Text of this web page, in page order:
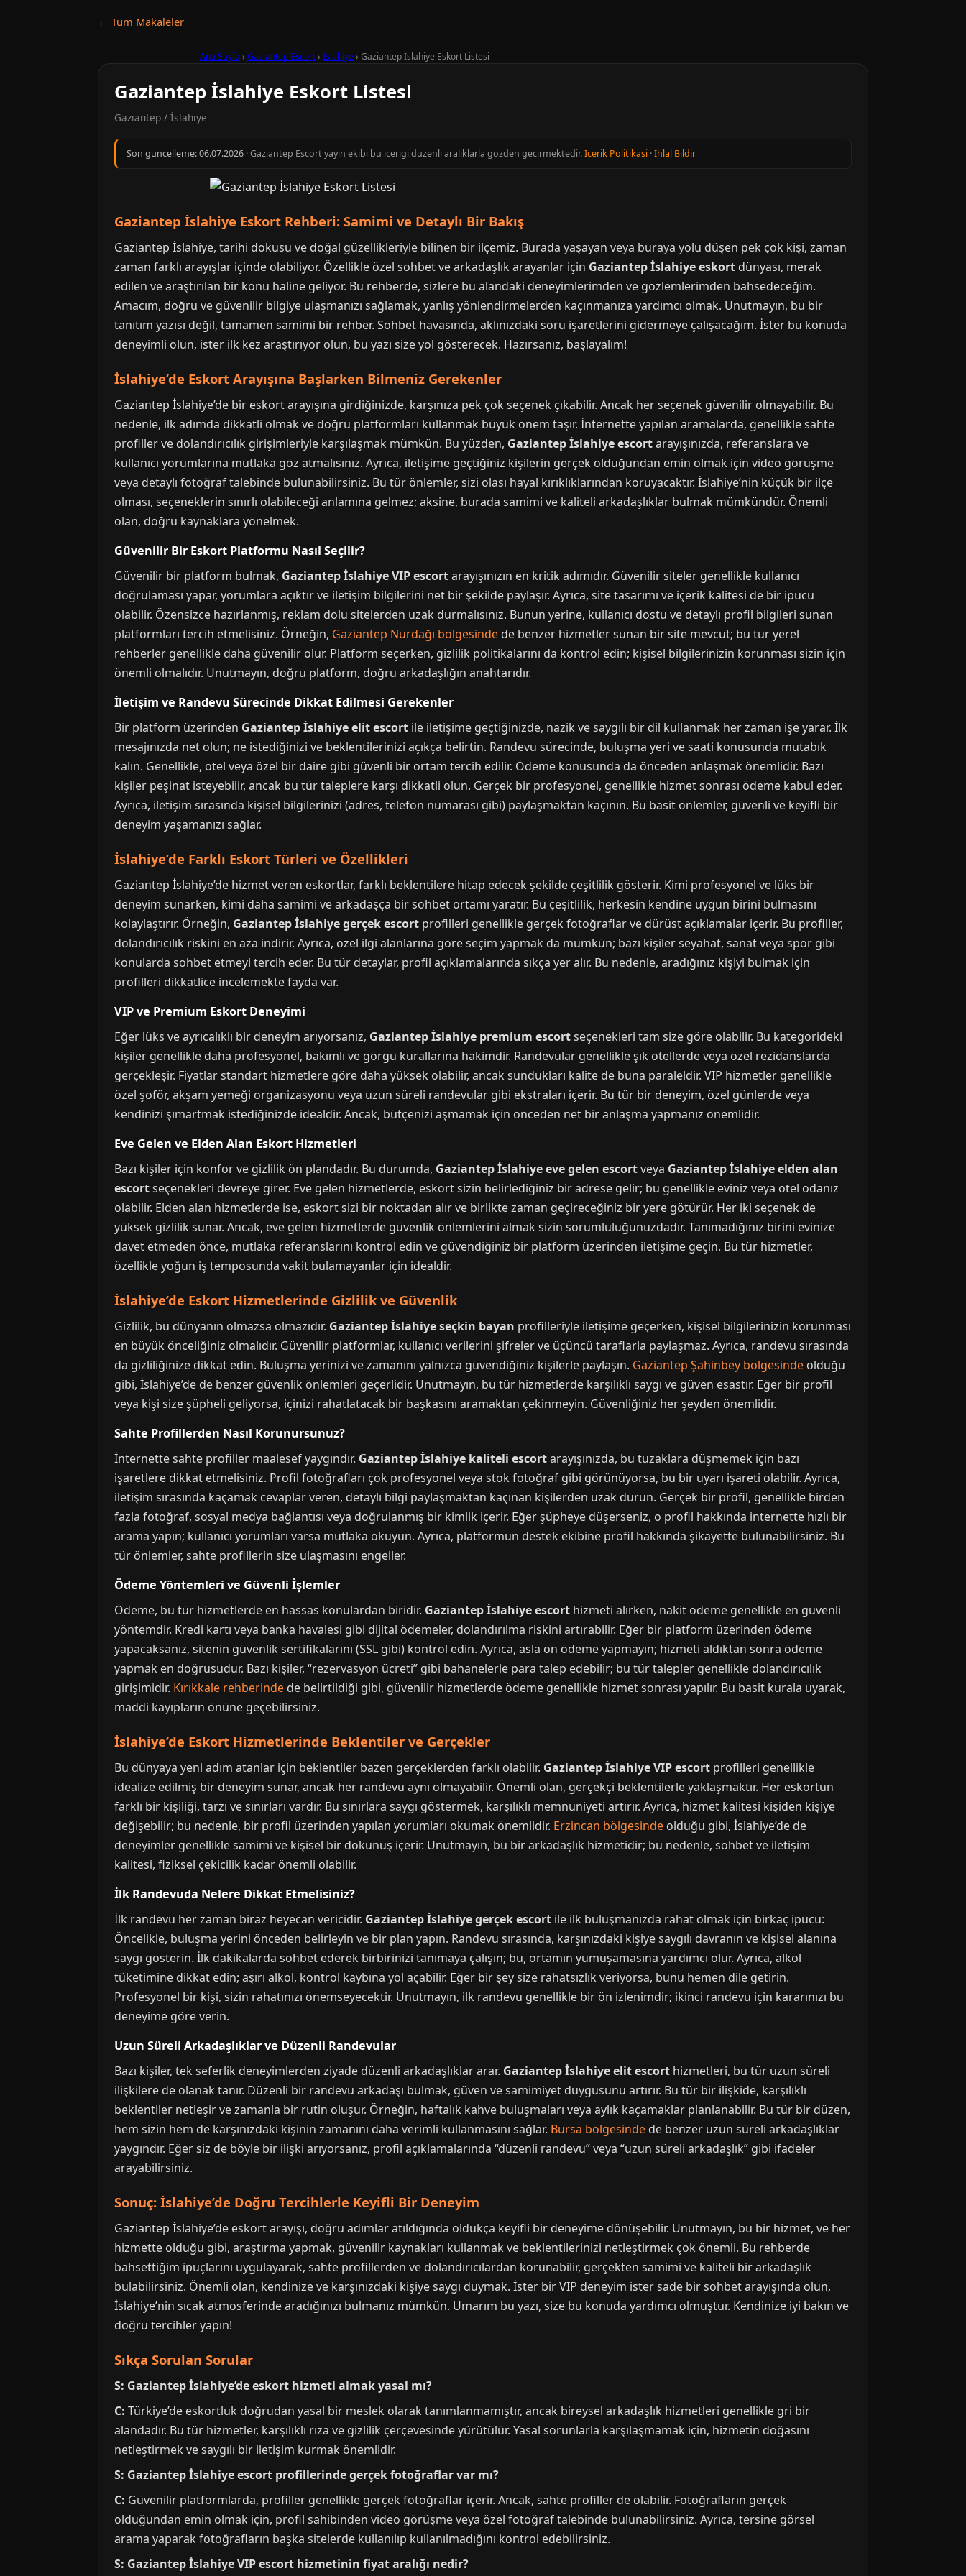
← Tum Makaleler
Ana Sayfa › Gaziantep Escort› İslahiye› Gaziantep İslahiye Eskort Listesi
Gaziantep İslahiye Eskort Listesi
Gaziantep / İslahiye
Son guncelleme:06.07.2026 · Gaziantep Escort yayin ekibi bu icerigi duzenli araliklarla gozden gecirmektedir.Icerik Politikasi ·Ihlal Bildir
Gaziantep İslahiye Eskort Rehberi: Samimi ve Detaylı Bir Bakış
Gaziantep İslahiye, tarihi dokusu ve doğal güzellikleriyle bilinen bir ilçemiz. Burada yaşayan veya buraya yolu düşen pek çok kişi, zaman
zaman farklı arayışlar içinde olabiliyor. Özellikle özel sohbet ve arkadaşlık arayanlar için Gaziantep İslahiye eskort dünyası, merak
edilen ve araştırılan bir konu haline geliyor. Bu rehberde, sizlere bu alandaki deneyimlerimden ve gözlemlerimden bahsedeceğim.
Amacım, doğru ve güvenilir bilgiye ulaşmanızı sağlamak, yanlış yönlendirmelerden kaçınmanıza yardımcı olmak. Unutmayın, bu bir
tanıtım yazısı değil, tamamen samimi bir rehber. Sohbet havasında, aklınızdaki soru işaretlerini gidermeye çalışacağım. İster bu konuda
deneyimli olun, ister ilk kez araştırıyor olun, bu yazı size yol gösterecek. Hazırsanız, başlayalım!
İslahiye’de Eskort Arayışına Başlarken Bilmeniz Gerekenler
Gaziantep İslahiye’de bir eskort arayışına girdiğinizde, karşınıza pek çok seçenek çıkabilir. Ancak her seçenek güvenilir olmayabilir. Bu
nedenle, ilk adımda dikkatli olmak ve doğru platformları kullanmak büyük önem taşır. İnternette yapılan aramalarda, genellikle sahte
profiller ve dolandırıcılık girişimleriyle karşılaşmak mümkün. Bu yüzden, Gaziantep İslahiye escortarayışınızda, referanslara ve
kullanıcı yorumlarına mutlaka göz atmalısınız. Ayrıca, iletişime geçtiğiniz kişilerin gerçek olduğundan emin olmak için video görüşme
veya detaylı fotoğraf talebinde bulunabilirsiniz. Bu tür önlemler, sizi olası hayal kırıklıklarından koruyacaktır. İslahiye’nin küçük bir ilçe
olması, seçeneklerin sınırlı olabileceği anlamına gelmez; aksine, burada samimi ve kaliteli arkadaşlıklar bulmak mümkündür. Önemli
olan, doğru kaynaklara yönelmek.
Güvenilir Bir Eskort Platformu Nasıl Seçilir?
Güvenilir bir platform bulmak, Gaziantep İslahiye VIP escortarayışınızın en kritik adımıdır. Güvenilir siteler genellikle kullanıcı
doğrulaması yapar, yorumlara açıktır ve iletişim bilgilerini net bir şekilde paylaşır. Ayrıca, site tasarımı ve içerik kalitesi de bir ipucu
olabilir. Özensizce hazırlanmış, reklam dolu sitelerden uzak durmalısınız. Bunun yerine, kullanıcı dostu ve detaylı profil bilgileri sunan
platformları tercih etmelisiniz. Örneğin, Gaziantep Nurdağı bölgesinde de benzer hizmetler sunan bir site mevcut; bu tür yerel
rehberler genellikle daha güvenilir olur. Platform seçerken, gizlilik politikalarını da kontrol edin; kişisel bilgilerinizin korunması sizin için
önemli olmalıdır. Unutmayın, doğru platform, doğru arkadaşlığın anahtarıdır.
İletişim ve Randevu Sürecinde Dikkat Edilmesi Gerekenler
Bir platform üzerinden Gaziantep İslahiye elit escort ile iletişime geçtiğinizde, nazik ve saygılı bir dil kullanmak her zaman işe yarar. İlk
mesajınızda net olun; ne istediğinizi ve beklentilerinizi açıkça belirtin. Randevu sürecinde, buluşma yeri ve saati konusunda mutabık
kalın. Genellikle, otel veya özel bir daire gibi güvenli bir ortam tercih edilir. Ödeme konusunda da önceden anlaşmak önemlidir. Bazı
kişiler peşinat isteyebilir, ancak bu tür taleplere karşı dikkatli olun. Gerçek bir profesyonel, genellikle hizmet sonrası ödeme kabul eder.
Ayrıca, iletişim sırasında kişisel bilgilerinizi (adres, telefon numarası gibi) paylaşmaktan kaçının. Bu basit önlemler, güvenli ve keyifli bir
deneyim yaşamanızı sağlar.
İslahiye’de Farklı Eskort Türleri ve Özellikleri
Gaziantep İslahiye’de hizmet veren eskortlar, farklı beklentilere hitap edecek şekilde çeşitlilik gösterir. Kimi profesyonel ve lüks bir
deneyim sunarken, kimi daha samimi ve arkadaşça bir sohbet ortamı yaratır. Bu çeşitlilik, herkesin kendine uygun birini bulmasını
kolaylaştırır. Örneğin, Gaziantep İslahiye gerçek escort profilleri genellikle gerçek fotoğraflar ve dürüst açıklamalar içerir. Bu profiller,
dolandırıcılık riskini en aza indirir. Ayrıca, özel ilgi alanlarına göre seçim yapmak da mümkün; bazı kişiler seyahat, sanat veya spor gibi
konularda sohbet etmeyi tercih eder. Bu tür detaylar, profil açıklamalarında sıkça yer alır. Bu nedenle, aradığınız kişiyi bulmak için
profilleri dikkatlice incelemekte fayda var.
VIP ve Premium Eskort Deneyimi
Eğer lüks ve ayrıcalıklı bir deneyim arıyorsanız, Gaziantep İslahiye premium escortseçenekleri tam size göre olabilir. Bu kategorideki
kişiler genellikle daha profesyonel, bakımlı ve görgü kurallarına hakimdir. Randevular genellikle şık otellerde veya özel rezidanslarda
gerçekleşir. Fiyatlar standart hizmetlere göre daha yüksek olabilir, ancak sundukları kalite de buna paraleldir. VIP hizmetler genellikle
özel şoför, akşam yemeği organizasyonu veya uzun süreli randevular gibi ekstraları içerir. Bu tür bir deneyim, özel günlerde veya
kendinizi şımartmak istediğinizde idealdir. Ancak, bütçenizi aşmamak için önceden net bir anlaşma yapmanız önemlidir.
Eve Gelen ve Elden Alan Eskort Hizmetleri
Bazı kişiler için konfor ve gizlilik ön plandadır. Bu durumda, Gaziantep İslahiye eve gelen escortveya Gaziantep İslahiye elden alan
escortseçenekleri devreye girer. Eve gelen hizmetlerde, eskort sizin belirlediğiniz bir adrese gelir; bu genellikle eviniz veya otel odanız
olabilir. Elden alan hizmetlerde ise, eskort sizi bir noktadan alır ve birlikte zaman geçireceğiniz bir yere götürür. Her iki seçenek de
yüksek gizlilik sunar. Ancak, eve gelen hizmetlerde güvenlik önlemlerini almak sizin sorumluluğunuzdadır. Tanımadığınız birini evinize
davet etmeden önce, mutlaka referanslarını kontrol edin ve güvendiğiniz bir platform üzerinden iletişime geçin. Bu tür hizmetler,
özellikle yoğun iş temposunda vakit bulamayanlar için idealdir.
İslahiye’de Eskort Hizmetlerinde Gizlilik ve Güvenlik
Gizlilik, bu dünyanın olmazsa olmazıdır. Gaziantep İslahiye seçkin bayan profilleriyle iletişime geçerken, kişisel bilgilerinizin korunması
en büyük önceliğiniz olmalıdır. Güvenilir platformlar, kullanıcı verilerini şifreler ve üçüncü taraflarla paylaşmaz. Ayrıca, randevu sırasında
da gizliliğinize dikkat edin. Buluşma yerinizi ve zamanını yalnızca güvendiğiniz kişilerle paylaşın. Gaziantep Şahinbey bölgesinde olduğu
gibi, İslahiye’de de benzer güvenlik önlemleri geçerlidir. Unutmayın, bu tür hizmetlerde karşılıklı saygı ve güven esastır. Eğer bir profil
veya kişi size şüpheli geliyorsa, içinizi rahatlatacak bir başkasını aramaktan çekinmeyin. Güvenliğiniz her şeyden önemlidir.
Sahte Profillerden Nasıl Korunursunuz?
İnternette sahte profiller maalesef yaygındır. Gaziantep İslahiye kaliteli escortarayışınızda, bu tuzaklara düşmemek için bazı
işaretlere dikkat etmelisiniz. Profil fotoğrafları çok profesyonel veya stok fotoğraf gibi görünüyorsa, bu bir uyarı işareti olabilir. Ayrıca,
iletişim sırasında kaçamak cevaplar veren, detaylı bilgi paylaşmaktan kaçınan kişilerden uzak durun. Gerçek bir profil, genellikle birden
fazla fotoğraf, sosyal medya bağlantısı veya doğrulanmış bir kimlik içerir. Eğer şüpheye düşerseniz, o profil hakkında internette hızlı bir
arama yapın; kullanıcı yorumları varsa mutlaka okuyun. Ayrıca, platformun destek ekibine profil hakkında şikayette bulunabilirsiniz. Bu
tür önlemler, sahte profillerin size ulaşmasını engeller.
Ödeme Yöntemleri ve Güvenli İşlemler
Ödeme, bu tür hizmetlerde en hassas konulardan biridir. Gaziantep İslahiye escort hizmeti alırken, nakit ödeme genellikle en güvenli
yöntemdir. Kredi kartı veya banka havalesi gibi dijital ödemeler, dolandırılma riskini artırabilir. Eğer bir platform üzerinden ödeme
yapacaksanız, sitenin güvenlik sertifikalarını (SSL gibi) kontrol edin. Ayrıca, asla ön ödeme yapmayın; hizmeti aldıktan sonra ödeme
yapmak en doğrusudur. Bazı kişiler, “rezervasyon ücreti” gibi bahanelerle para talep edebilir; bu tür talepler genellikle dolandırıcılık
girişimidir. Kırıkkale rehberinde de belirtildiği gibi, güvenilir hizmetlerde ödeme genellikle hizmet sonrası yapılır. Bu basit kurala uyarak,
maddi kayıpların önüne geçebilirsiniz.
İslahiye’de Eskort Hizmetlerinde Beklentiler ve Gerçekler
Bu dünyaya yeni adım atanlar için beklentiler bazen gerçeklerden farklı olabilir. Gaziantep İslahiye VIP escort profilleri genellikle
idealize edilmiş bir deneyim sunar, ancak her randevu aynı olmayabilir. Önemli olan, gerçekçi beklentilerle yaklaşmaktır. Her eskortun
farklı bir kişiliği, tarzı ve sınırları vardır. Bu sınırlara saygı göstermek, karşılıklı memnuniyeti artırır. Ayrıca, hizmet kalitesi kişiden kişiye
değişebilir; bu nedenle, bir profil üzerinden yapılan yorumları okumak önemlidir. Erzincan bölgesinde olduğu gibi, İslahiye’de de
deneyimler genellikle samimi ve kişisel bir dokunuş içerir. Unutmayın, bu bir arkadaşlık hizmetidir; bu nedenle, sohbet ve iletişim
kalitesi, fiziksel çekicilik kadar önemli olabilir.
İlk Randevuda Nelere Dikkat Etmelisiniz?
İlk randevu her zaman biraz heyecan vericidir. Gaziantep İslahiye gerçek escort ile ilk buluşmanızda rahat olmak için birkaç ipucu:
Öncelikle, buluşma yerini önceden belirleyin ve bir plan yapın. Randevu sırasında, karşınızdaki kişiye saygılı davranın ve kişisel alanına
saygı gösterin. İlk dakikalarda sohbet ederek birbirinizi tanımaya çalışın; bu, ortamın yumuşamasına yardımcı olur. Ayrıca, alkol
tüketimine dikkat edin; aşırı alkol, kontrol kaybına yol açabilir. Eğer bir şey size rahatsızlık veriyorsa, bunu hemen dile getirin.
Profesyonel bir kişi, sizin rahatınızı önemseyecektir. Unutmayın, ilk randevu genellikle bir ön izlenimdir; ikinci randevu için kararınızı bu
deneyime göre verin.
Uzun Süreli Arkadaşlıklar ve Düzenli Randevular
Bazı kişiler, tek seferlik deneyimlerden ziyade düzenli arkadaşlıklar arar. Gaziantep İslahiye elit escort hizmetleri, bu tür uzun süreli
ilişkilere de olanak tanır. Düzenli bir randevu arkadaşı bulmak, güven ve samimiyet duygusunu artırır. Bu tür bir ilişkide, karşılıklı
beklentiler netleşir ve zamanla bir rutin oluşur. Örneğin, haftalık kahve buluşmaları veya aylık kaçamaklar planlanabilir. Bu tür bir düzen,
hem sizin hem de karşınızdaki kişinin zamanını daha verimli kullanmasını sağlar. Bursa bölgesinde de benzer uzun süreli arkadaşlıklar
yaygındır. Eğer siz de böyle bir ilişki arıyorsanız, profil açıklamalarında “düzenli randevu” veya “uzun süreli arkadaşlık” gibi ifadeler
arayabilirsiniz.
Sonuç: İslahiye’de Doğru Tercihlerle Keyifli Bir Deneyim
Gaziantep İslahiye’de eskort arayışı, doğru adımlar atıldığında oldukça keyifli bir deneyime dönüşebilir. Unutmayın, bu bir hizmet, ve her
hizmette olduğu gibi, araştırma yapmak, güvenilir kaynakları kullanmak ve beklentilerinizi netleştirmek çok önemli. Bu rehberde
bahsettiğim ipuçlarını uygulayarak, sahte profillerden ve dolandırıcılardan korunabilir, gerçekten samimi ve kaliteli bir arkadaşlık
bulabilirsiniz. Önemli olan, kendinize ve karşınızdaki kişiye saygı duymak. İster bir VIP deneyim ister sade bir sohbet arayışında olun,
İslahiye’nin sıcak atmosferinde aradığınızı bulmanız mümkün. Umarım bu yazı, size bu konuda yardımcı olmuştur. Kendinize iyi bakın ve
doğru tercihler yapın!
Sıkça Sorulan Sorular
S: Gaziantep İslahiye’de eskort hizmeti almak yasal mı?
C: Türkiye’de eskortluk doğrudan yasal bir meslek olarak tanımlanmamıştır, ancak bireysel arkadaşlık hizmetleri genellikle gri bir
alandadır. Bu tür hizmetler, karşılıklı rıza ve gizlilik çerçevesinde yürütülür. Yasal sorunlarla karşılaşmamak için, hizmetin doğasını
netleştirmek ve saygılı bir iletişim kurmak önemlidir.
S: Gaziantep İslahiye escort profillerinde gerçek fotoğraflar var mı?
C: Güvenilir platformlarda, profiller genellikle gerçek fotoğraflar içerir. Ancak, sahte profiller de olabilir. Fotoğrafların gerçek
olduğundan emin olmak için, profil sahibinden video görüşme veya özel fotoğraf talebinde bulunabilirsiniz. Ayrıca, tersine görsel
arama yaparak fotoğrafların başka sitelerde kullanılıp kullanılmadığını kontrol edebilirsiniz.
S: Gaziantep İslahiye VIP escort hizmetinin fiyat aralığı nedir?